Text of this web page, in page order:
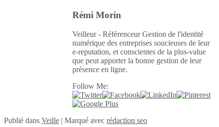
Rémi Morin
Veilleur - Référenceur Gestion de l'identité
numérique des entreprises soucieuses de leur
e-reputation, et conscientes de la plus-value
que peut apporter la bonne gestion de leur
présence en ligne.
Follow Me:
Publié dans Veille | Marqué avec rédaction seo